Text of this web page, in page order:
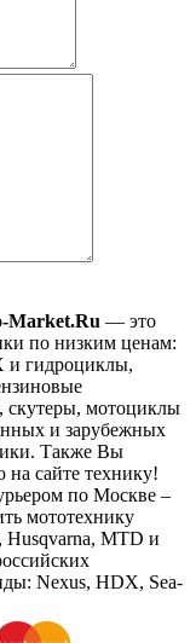
Market.Ru — это
по низким ценам:
и гидроциклы,
скутеры, мотоциклы
и зарубежных
Также Вы
на сайте технику!
по Москве –
мототехнику
Husqvarna, MTD и
Nexus, HDX, Sea-